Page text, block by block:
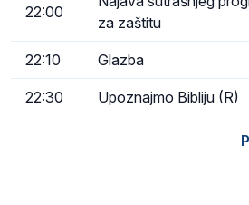
22:00
za zaštitu
22:10 Glazba
22:30 Upoznajmo Bibliju (R)